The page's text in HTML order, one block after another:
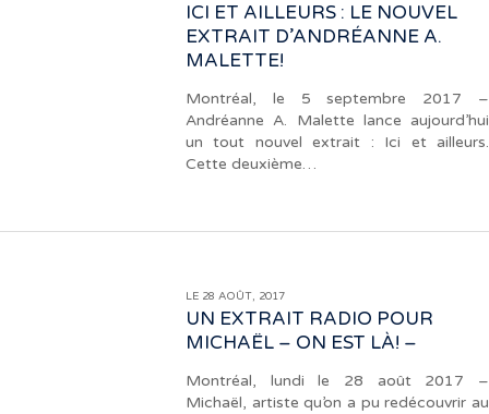
ICI ET AILLEURS : LE NOUVEL
EXTRAIT D’ANDRÉANNE A.
MALETTE!
Montréal, le 5 septembre 2017 –
Andréanne A. Malette lance aujourd’hui
un tout nouvel extrait : Ici et ailleurs.
Cette deuxième…
LE 28 AOÛT, 2017
UN EXTRAIT RADIO POUR
MICHAËL – ON EST LÀ! –
Montréal, lundi le 28 août 2017 –
Michaël, artiste qu’on a pu redécouvrir au